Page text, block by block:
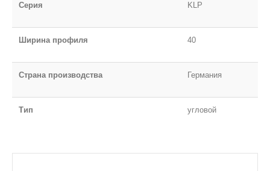
Серия KLP
Ширина профиля 40
Страна производства Германия
Тип угловой